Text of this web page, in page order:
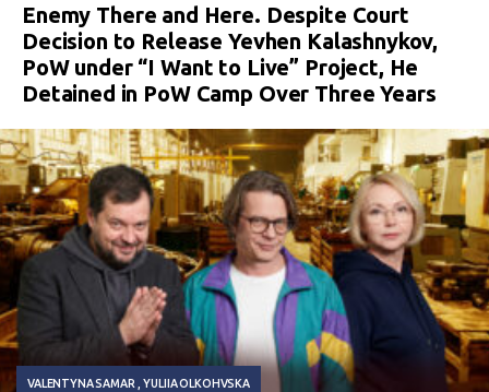
Enemy There and Here. Despite Court
Decision to Release Yevhen Kalashnykov,
PoW under “I Want to Live” Project, He
Detained in PoW Camp Over Three Years
VALENTYNA SAMAR YULIIA OLKOHVSKA